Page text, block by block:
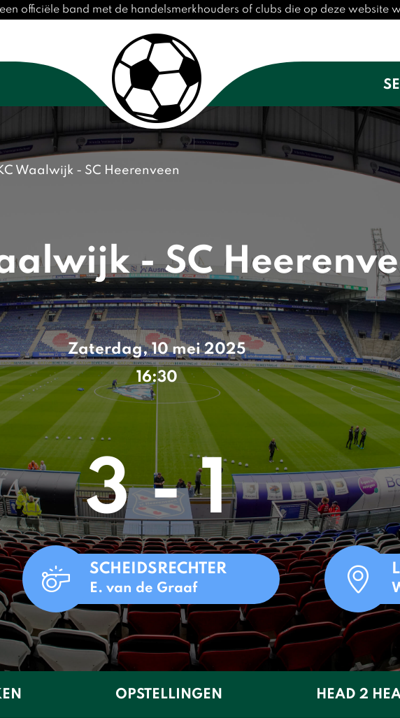
officiële band met de handelsmerkhouders of clubs die op deze website
Waalwijk - SC Heerenveen
- SC
Zaterdag, 10 mei 2025
16:30
3 - 1
SCHEIDSRECHTER
E. van de Graaf
OPSTELLINGEN HEAD 2